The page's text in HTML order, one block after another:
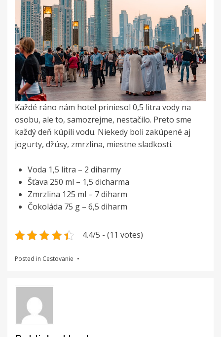
Každé ráno nám hotel priniesol 0,5 litra vody na
osobu, ale to, samozrejme, nestačilo. Preto sme
každý deň kúpili vodu. Niekedy boli zakúpené aj
jogurty, džúsy, zmrzlina, miestne sladkosti.
Voda 1,5 litra – 2 diharmy
Šťava 250 ml – 1,5 dicharma
Zmrzlina 125 ml – 7 diharm
Čokoláda 75 g – 6,5 diharm
4.4/5 - (11 votes)
Posted in Cestovanie